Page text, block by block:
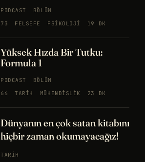
PODCAST
BÖLÜM
73
FELSEFE PSIKOLOJI 19 DK
Yüksek Hızda Bir Tutku:
Formula 1
PODCAST
BÖLÜM
66
TARIH MÜHENDISLIK 23 DK
Dünyanın en çok satan kitabını
hiçbir zaman okumayacağız!
TARIH